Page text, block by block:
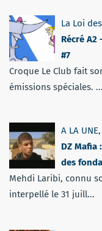
La Loi
Récré
#7
Croque Le Club fait
émissions spéciales. ...
A LA UNE,
DZ Mafia
des
Mehdi Laribi, connu
interpellé le 31 juill...